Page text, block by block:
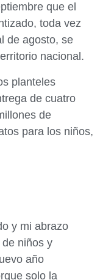
que el
toda vez
de agosto, se
nacional.
planteles
de cuatro
de
para los niños,
y mi abrazo
niños y
año
solo la